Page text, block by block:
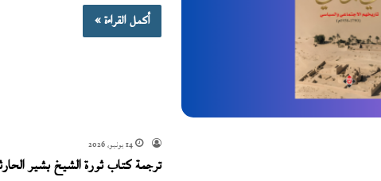
أكمل القراءة »
14 يونيو، 2026
ترجمة كتاب ثورة الشيخ بشير